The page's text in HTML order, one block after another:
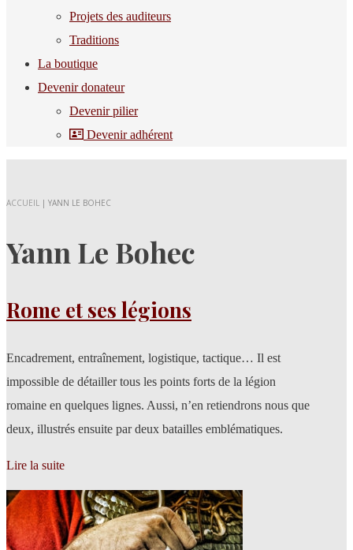
Projets des auditeurs
Traditions
La boutique
Devenir donateur
Devenir pilier
Devenir adhérent
ACCUEIL | YANN LE BOHEC
Yann Le Bohec
Rome et ses légions
Encadrement, entraînement, logistique, tactique… Il est
impossible de détailler tous les points forts de la légion
romaine en quelques lignes. Aussi, n’en retiendrons nous que
deux, illustrés ensuite par deux batailles emblématiques.
Lire la suite